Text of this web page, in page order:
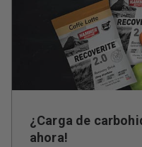
¿Carga de
ahora!